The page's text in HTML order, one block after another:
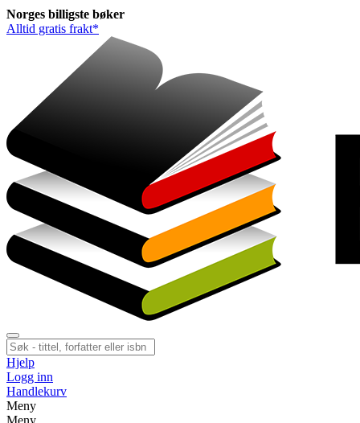
Norges billigste bøker
Alltid gratis frakt*
Hjelp
Logg inn
Handlekurv
Meny
Meny